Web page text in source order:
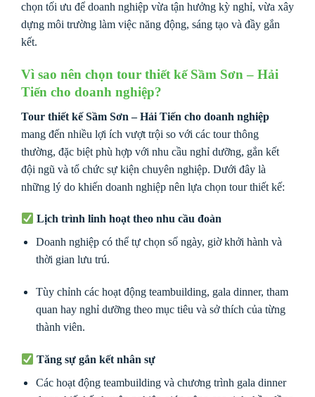
chọn tối ưu để doanh nghiệp vừa tận hưởng kỳ nghỉ, vừa xây
dựng môi trường làm việc năng động, sáng tạo và đầy gắn
kết.
Vì sao nên chọn tour thiết kế Sầm Sơn – Hải
Tiến cho doanh nghiệp?
Tour thiết kế Sầm Sơn – Hải Tiến cho doanh nghiệp
mang đến nhiều lợi ích vượt trội so với các tour thông
thường, đặc biệt phù hợp với nhu cầu nghỉ dưỡng, gắn kết
đội ngũ và tổ chức sự kiện chuyên nghiệp. Dưới đây là
những lý do khiến doanh nghiệp nên lựa chọn tour thiết kế:
Lịch trình linh hoạt theo nhu cầu đoàn
Doanh nghiệp có thể tự chọn số ngày, giờ khởi hành và
thời gian lưu trú.
Tùy chỉnh các hoạt động teambuilding, gala dinner, tham
quan hay nghỉ dưỡng theo mục tiêu và sở thích của từng
thành viên.
Tăng sự gắn kết nhân sự
Các hoạt động teambuilding và chương trình gala dinner